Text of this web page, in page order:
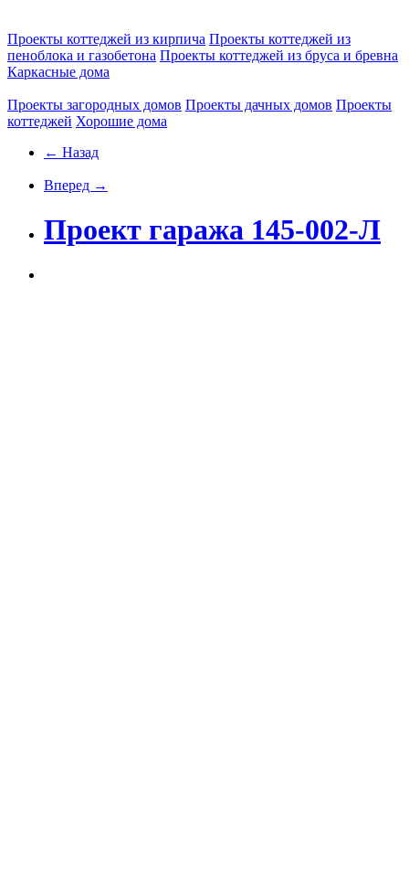
Проекты коттеджей из кирпича Проекты коттеджей из
пеноблока и газобетона Проекты коттеджей из бруса и бревна
Каркасные дома
Проекты загородных домов Проекты дачных домов Проекты
коттеджей Хорошие дома
← Назад
Вперед →
Проект гаража 145-002-Л